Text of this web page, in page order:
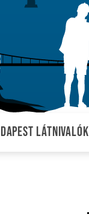
látnivalók